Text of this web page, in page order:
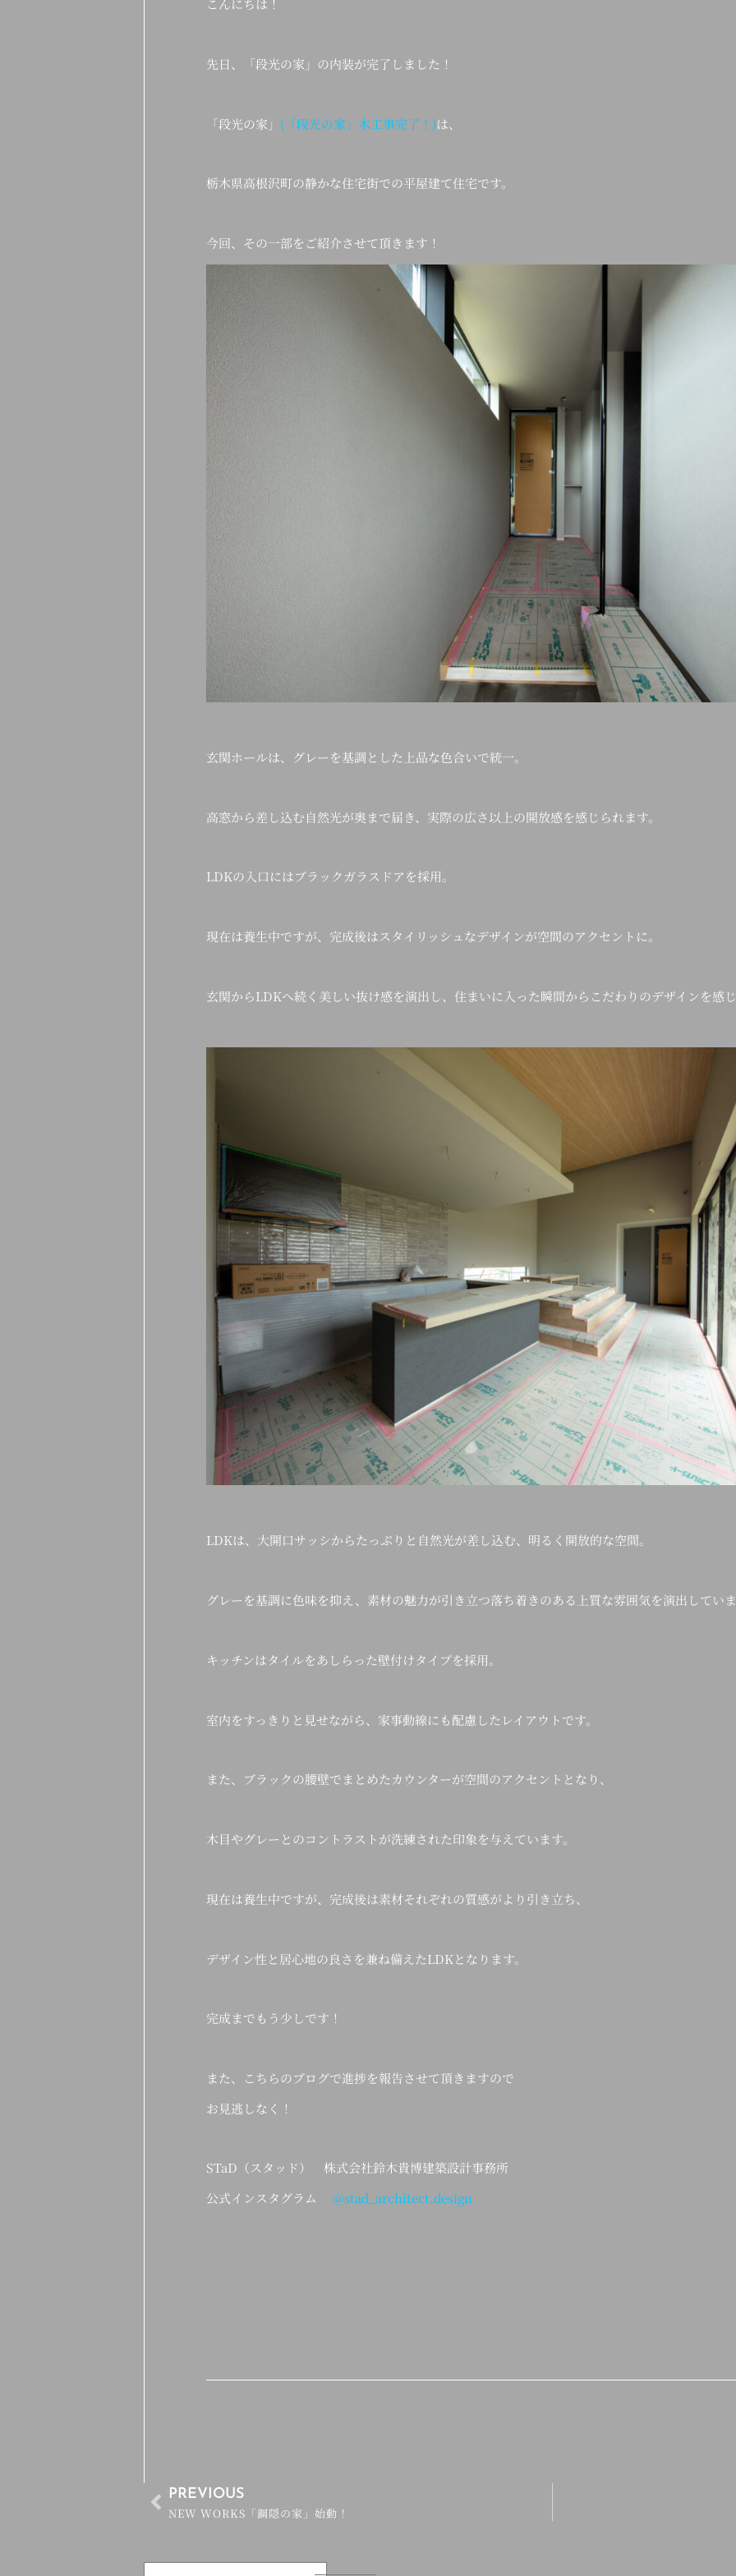
こんにちは！
先日、「段光の家」の内装が完了しました！
「段光の家」 (「段光の家」木工事完了！)は、
栃木県高根沢町の静かな住宅街での平屋建て住宅です。
今回、その一部をご紹介させて頂きます！
玄関ホールは、グレーを基調とした上品な色合いで統一。
高窓から差し込む自然光が奥まで届き、実際の広さ以上の開放感を感じられます。
LDKの入口にはブラックガラスドアを採用。
現在は養生中ですが、完成後はスタイリッシュなデザインが空間のアクセントに。
玄関からLDKへ続く美しい抜け感を演出し、住まいに入った瞬間からこだわりのデザインを感
LDKは、大開口サッシからたっぷりと自然光が差し込む、明るく開放的な空間。
グレーを基調に色味を抑え、素材の魅力が引き立つ落ち着きのある上質な雰囲気を演出してい
キッチンはタイルをあしらった壁付けタイプを採用。
室内をすっきりと見せながら、家事動線にも配慮したレイアウトです。
また、ブラックの腰壁でまとめたカウンターが空間のアクセントとなり、
木目やグレーとのコントラストが洗練された印象を与えています。
現在は養生中ですが、完成後は素材それぞれの質感がより引き立ち、
デザイン性と居心地の良さを兼ね備えたLDKとなります。
完成までもう少しです！
また、こちらのブログで進捗を報告させて頂きますので
お見逃しなく！
STaD（スタッド） 株式会社鈴木貴博建築設計事務所
公式インスタグラム
@stad_architect.design
PREVIOUS
NEW WORKS「鋼隠の家」始動！